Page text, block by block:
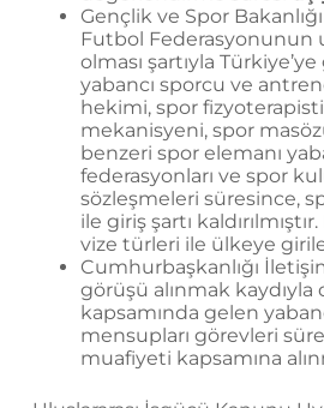
Gençlik ve Spor
Futbol Federasyonunun
olması şartıyla
yabancı sporcu ve
hekimi, spor
mekanisyeni, spor
benzeri spor elemanı
federasyonları ve spor
sözleşmeleri süresince,
ile giriş şartı
vize türleri ile ülkeye
Cumhurbaşkanlığı
görüşü alınmak kaydıyla
kapsamında gelen
mensupları görevleri
muafiyeti kapsamına